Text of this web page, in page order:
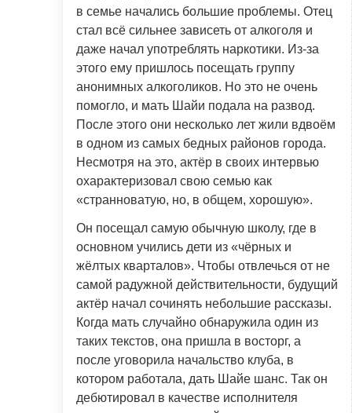
в семье начались большие проблемы. Отец
стал всё сильнее зависеть от алкоголя и
даже начал употреблять наркотики. Из-за
этого ему пришлось посещать группу
анонимных алкоголиков. Но это не очень
помогло, и мать Шайи подала на развод.
После этого они несколько лет жили вдвоём
в одном из самых бедных районов города.
Несмотря на это, актёр в своих интервью
охарактеризовал свою семью как
«странноватую, но, в общем, хорошую».
Он посещал самую обычную школу, где в
основном учились дети из «чёрных и
жёлтых кварталов». Чтобы отвлечься от не
самой радужной действительности, будущий
актёр начал сочинять небольшие рассказы.
Когда мать случайно обнаружила один из
таких текстов, она пришла в восторг, а
после уговорила начальство клуба, в
котором работала, дать Шайе шанс. Так он
дебютировал в качестве исполнителя